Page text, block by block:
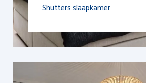
Shutters slaapkamer
Bekijken